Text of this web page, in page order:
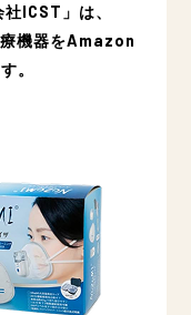
ICST」は、
機器をAmazon
。